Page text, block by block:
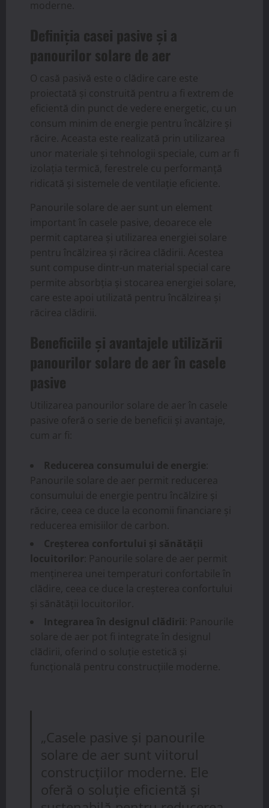
moderne.
Definiția casei pasive și a
panourilor solare de aer
O casă pasivă este o clădire care este
proiectată și construită pentru a fi extrem de
eficientă din punct de vedere energetic, cu un
consum minim de energie pentru încălzire și
răcire. Aceasta este realizată prin utilizarea
unor materiale și tehnologii speciale, cum ar fi
izolația termică, ferestrele cu performanță
ridicată și sistemele de ventilație eficiente.
Panourile solare de aer sunt un element
important în casele pasive, deoarece ele
permit captarea și utilizarea energiei solare
pentru încălzirea și răcirea clădirii. Acestea
sunt compuse dintr-un material special care
permite absorbția și stocarea energiei solare,
care este apoi utilizată pentru încălzirea și
răcirea clădirii.
Beneficiile și avantajele utilizării
panourilor solare de aer în casele
pasive
Utilizarea panourilor solare de aer în casele
pasive oferă o serie de beneficii și avantaje,
cum ar fi:
Reducerea consumului de energie
Panourile solare de aer permit reducerea
consumului de energie pentru încălzire și
răcire, ceea ce duce la economii financiare și
reducerea emisiilor de carbon.
Creșterea confortului și sănătății
locuitorilor : Panourile solare de aer permit
menținerea unei temperaturi confortabile în
clădire, ceea ce duce la creșterea confortului
și sănătății locuitorilor.
Integrarea în designul clădirii : Panourile
solare de aer pot fi integrate în designul
clădirii, oferind o soluție estetică și
funcțională pentru construcțiile moderne.
„Casele pasive și panourile
solare de aer sunt viitorul
construcțiilor moderne. Ele
oferă o soluție eficientă și